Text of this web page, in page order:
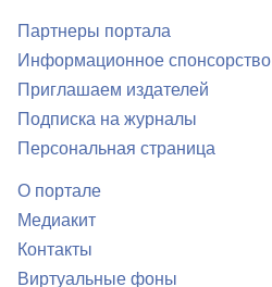
Партнеры портала
Информационное спонсорство
Приглашаем издателей
Подписка на журналы
Персональная страница
О портале
Медиакит
Контакты
Виртуальные фоны